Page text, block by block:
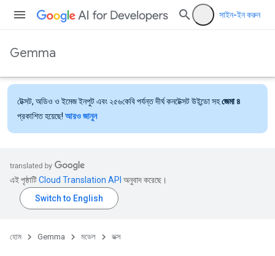
সাইন-ইন করুন
Gemma
টেক্সট, অডিও ও ইমেজ ইনপুট এবং ২৫৬কেবি পর্যন্ত দীর্ঘ কনটেক্সট উইন্ডো সহজেমা ৪
প্রকাশিত হয়েছে! আরও জানুন
এই পৃষ্ঠাটিCloud Translation API অনুবাদ করেছে।
হোম Gemma মডেল ডক্স